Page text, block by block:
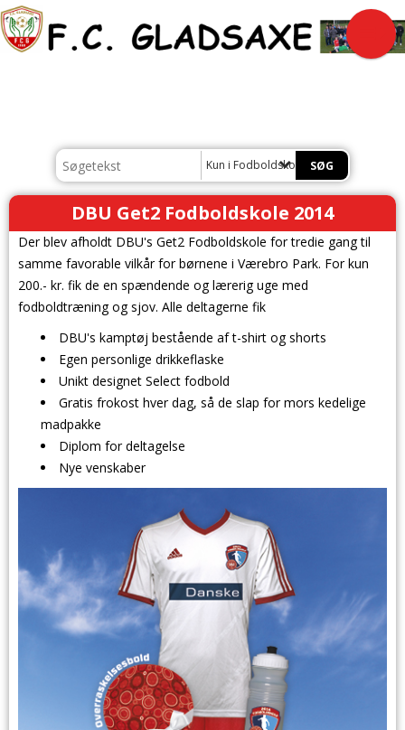
Kun i Fodboldskole
DBU Get2 Fodboldskole 2014
Der blev afholdt DBU's Get2 Fodboldskole for tredie gang til
samme favorable vilkår for børnene i Værebro Park. For kun
200.- kr. fik de en spændende og lærerig uge med
fodboldtræning og sjov. Alle deltagerne fik
DBU's kamptøj bestående af t-shirt og shorts
Egen personlige drikkeflaske
Unikt designet Select fodbold
Gratis frokost hver dag, så de slap for mors kedelige
madpakke
Diplom for deltagelse
Nye venskaber